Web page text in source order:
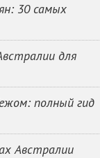
30 самых
для
полный гид
Австралии